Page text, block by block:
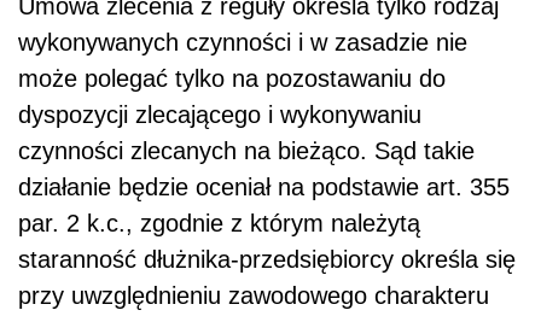
Umowa zlecenia z reguły określa tylko rodzaj
wykonywanych czynności i w zasadzie nie
może polegać tylko na pozostawaniu do
dyspozycji zlecającego i wykonywaniu
czynności zlecanych na bieżąco. Sąd takie
działanie będzie oceniał na podstawie art. 355
par. 2 k.c., zgodnie z którym należytą
staranność dłużnika-przedsiębiorcy określa się
przy uwzględnieniu zawodowego charakteru